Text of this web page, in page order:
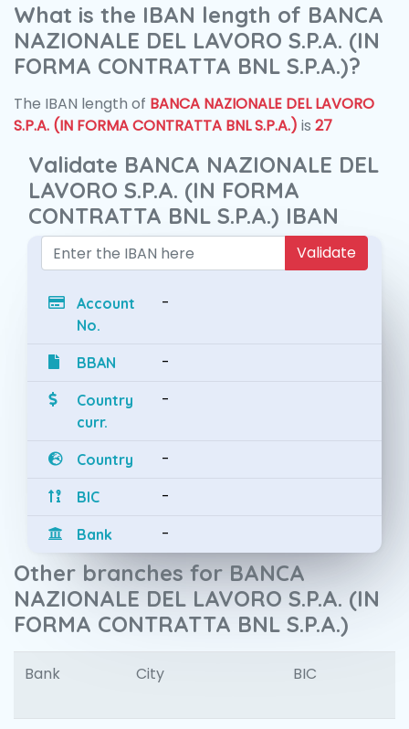
What is the IBAN length of BANCA
NAZIONALE DEL LAVORO S.P.A. (IN
FORMA CONTRATTA BNL S.P.A.)?
The IBAN length of BANCA NAZIONALE DEL LAVORO
S.P.A. (IN FORMA CONTRATTA BNL S.P.A.) is 27
Validate BANCA NAZIONALE DEL
LAVORO S.P.A. (IN FORMA
CONTRATTA BNL S.P.A.) IBAN
Validate
Account
No.
-
BBAN -
Country
curr.
-
Country -
BIC -
Bank -
Other branches for BANCA
NAZIONALE DEL LAVORO S.P.A. (IN
FORMA CONTRATTA BNL S.P.A.)
Bank City BIC